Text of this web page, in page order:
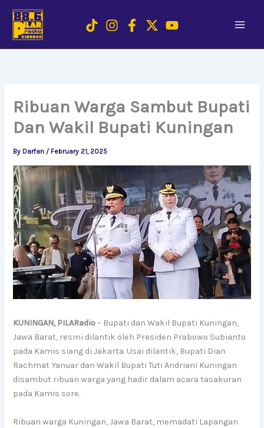
content
Ribuan Warga Sambut Bupati
Dan Wakil Bupati Kuningan
By Darfan / February 21, 2025
KUNINGAN, PILARadio– Bupati dan Wakil Bupati Kuningan,
Jawa Barat, resmi dilantik oleh Presiden Prabowo Subianto
pada Kamis siang di Jakarta. Usai dilantik, Bupati Dian
Rachmat Yanuar dan Wakil Bupati Tuti Andriani Kuningan
disambut ribuan warga yang hadir dalam acara tasakuran
pada Kamis sore.
Ribuan warga Kuningan, Jawa Barat, memadati Lapangan